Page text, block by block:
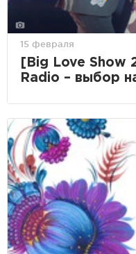
15 февраля
[Big Love Show
Radio – выбор